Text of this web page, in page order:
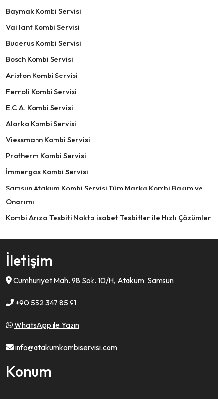
Baymak Kombi Servisi
Vaillant Kombi Servisi
Buderus Kombi Servisi
Bosch Kombi Servisi
Ariston Kombi Servisi
Ferroli Kombi Servisi
E.C.A. Kombi Servisi
Alarko Kombi Servisi
Viessmann Kombi Servisi
Protherm Kombi Servisi
İmmergas Kombi Servisi
Samsun Atakum Kombi Servisi Tüm Marka Kombi Bakım ve
Onarımı
Kombi Arıza Tesbiti Nokta isabet Tesbitler ile Hızlı Çözümler
İletişim
Cumhuriyet Mah. 98 Sok. 10/H, Atakum, Samsun
+90 552 347 85 91
WhatsApp ile Yazın
info@atakumkombiservisi.com
Konum